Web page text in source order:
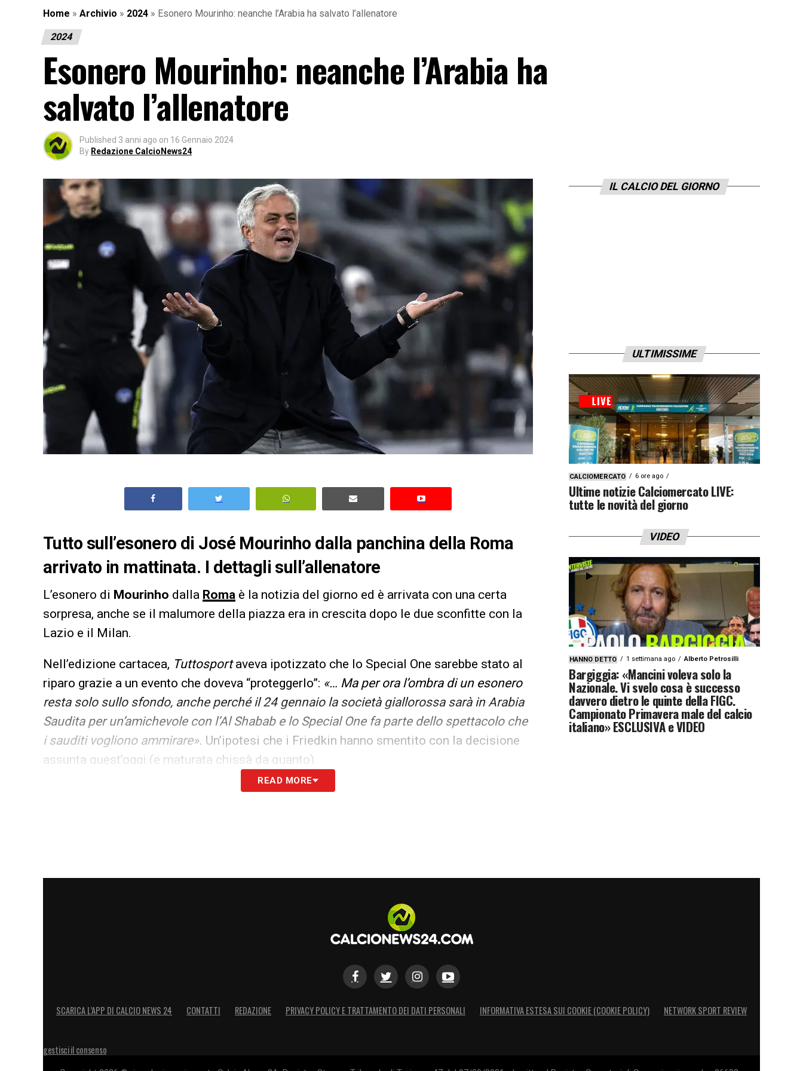
Home » Archivio » 2024 » Esonero Mourinho: neanche l’Arabia ha salvato l’allenatore
2024
Esonero Mourinho: neanche l’Arabia ha
salvato l’allenatore
Published 3 anni ago on 16 Gennaio 2024
By Redazione CalcioNews24
Tutto sull’esonero di José Mourinho dalla panchina della Roma
arrivato in mattinata. I dettagli sull’allenatore
L’esonero di Mourinho dalla Roma è la notizia del giorno ed è arrivata con una certa
sorpresa, anche se il malumore della piazza era in crescita dopo le due sconfitte con la
Lazio e il Milan.
Nell’edizione cartacea, Tuttosportaveva ipotizzato che lo Special One sarebbe stato al
riparo grazie a un evento che doveva “proteggerlo”: «… Ma per ora l’ombra di un esonero
resta solo sullo sfondo, anche perché il 24 gennaio la società giallorossa sarà in Arabia
Saudita per un’amichevole con l’Al Shabab e lo Special One fa parte dello spettacolo che
i sauditi vogliono ammirare». Un’ipotesi che i Friedkin hanno smentito con la decisione
assunta quest’oggi (e maturata chissà da quanto).
LA PLAYLIST DELLE NOSTRE TOP NEWS
READ MORE
IL CALCIO DEL GIORNO
ULTIMISSIME
CALCIOMERCATO 6 ore ago
Ultime notizie Calciomercato LIVE:
tutte le novità del giorno
VIDEO
HANNO DETTO 1 settimana ago Alberto Petrosilli
Bargiggia: «Mancini voleva solo la
Nazionale. Vi svelo cosa è successo
davvero dietro le quinte della FIGC.
Campionato Primavera male del calcio
italiano» ESCLUSIVA e VIDEO
SCARICA L’APP DI CALCIO NEWS 24 CONTATTI REDAZIONE PRIVACY POLICY E TRATTAMENTO DEI DATI PERSONALI INFORMATIVA ESTESA SUI COOKIE (COOKIE POLICY) NETWORK SPORT REVIEW
gestisci il consenso